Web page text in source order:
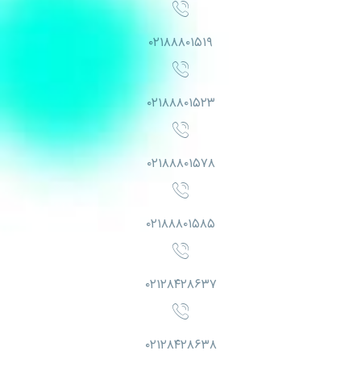
۰۲۱۸۸۸۰۱۵۱۹
۰۲۱۸۸۸۰۱۵۲۳
۰۲۱۸۸۸۰۱۵۷۸
۰۲۱۸۸۸۰۱۵۸۵
۰۲۱۲۸۴۲۸۶۳۷
۰۲۱۲۸۴۲۸۶۳۸